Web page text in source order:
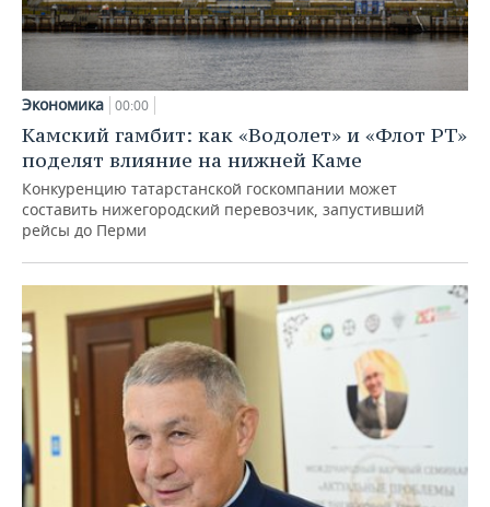
Экономика 00:00
Камский гамбит: как «Водолет» и «Флот РТ»
поделят влияние на нижней Каме
Конкуренцию татарстанской госкомпании может
составить нижегородский перевозчик, запустивший
рейсы до Перми